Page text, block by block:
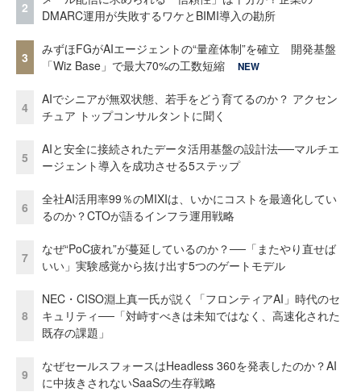
2
DMARC運用が失敗するワケとBIMI導入の勘所
3
みずほFGがAIエージェントの“量産体制”を確立 開発基盤
「Wiz Base」で最大70%の工数短縮
NEW
4
AIでシニアが無双状態、若手をどう育てるのか？ アクセン
チュア トップコンサルタントに聞く
5
AIと安全に接続されたデータ活用基盤の設計法──マルチエ
ージェント導入を成功させる5ステップ
6
全社AI活用率99％のMIXIは、いかにコストを最適化してい
るのか？CTOが語るインフラ運用戦略
7
なぜ“PoC疲れ”が蔓延しているのか？──「またやり直せば
いい」実験感覚から抜け出す5つのゲートモデル
8
NEC・CISO淵上真一氏が説く「フロンティアAI」時代のセ
キュリティ──「対峙すべきは未知ではなく、高速化された
既存の課題」
9
なぜセールスフォースはHeadless 360を発表したのか？AI
に中抜きされないSaaSの生存戦略